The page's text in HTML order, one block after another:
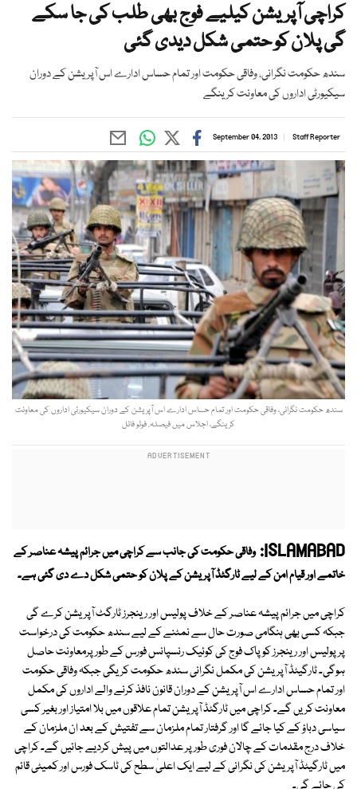
کراچی آپریشن کیلیے فوج بھی طلب کی جا سکے
گی پلان کو حتمی شکل دیدی گئی
سندھ حکومت نگرانی، وفاقی حکومت اور تمام حساس ادارے اس آپریشن کے دوران
سیکیورٹی اداروں کی معاونت کرینگے
Staff Reporter
September 04, 2013
سندھ حکومت نگرانی، وفاقی حکومت اور تمام حساس ادارے اس آپریشن کے دوران سیکیورٹی اداروں کی معاونت
کرینگے، اجلاس میں فیصلہ. فوٹو فائل
ISLAMABAD: وفاقی حکومت کی جانب سے کراچی میں جرائم پیشہ عناصر کے
خاتمے اور قیام امن کے لیے ٹارگٹڈ آپریشن کے پلان کو حتمی شکل دے دی گئی ہے۔
کراچی میں جرائم پیشہ عناصر کے خلاف پولیس اور رینجرز ٹارگٹ آپریشن کرے گی
جبکہ کسی بھی ہنگامی صورت حال سے نمٹنے کے لیے سندھ حکومت کی درخواست
پرپولیس اور رینجرز کو پاک فوج کی کوئیک رنسپانس فورس کے طور پرمعاونت حاصل
ہوگی۔ ٹارگیٹڈ آپریشن کی مکمل نگرانی سندھ حکومت کریگی جبکہ وفاقی حکومت
اور تمام حساس ادارے اس آپریشن کے دوران قانون نافذ کرنے والے اداروں کی مکمل
معاونت کریں گے۔ کراچی میں ٹارگٹڈ آپریشن تمام علاقوں میں بلا امتیاز اور بغیر کسی
سیاسی دباؤ کے کیا جائے گا اور گرفتار تمام ملزمان سے تفتیش کے بعد ان ملزمان کے
خلاف درج مقدمات کے چالان فوری طور پر عدالتوں میں پیش کردیے جائیں گے۔ کراچی
میں ٹارگیٹڈ آپریشن کی نگرانی کے لیے ایک اعلیٰ سطح کی ٹاسک فورس اور کمیٹی قائم